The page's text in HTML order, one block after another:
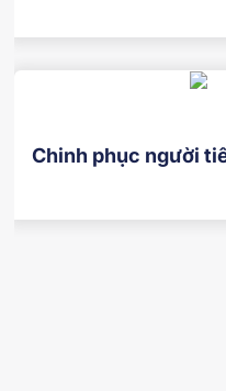
Chinh phục người